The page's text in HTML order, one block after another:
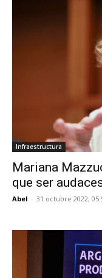
Infraestructura
Mariana
que ser
Abel - 31 octubre 2022,